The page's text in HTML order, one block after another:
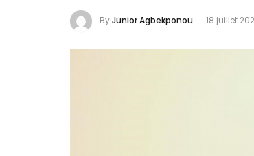
ByJunior Agbekponou 18 juillet